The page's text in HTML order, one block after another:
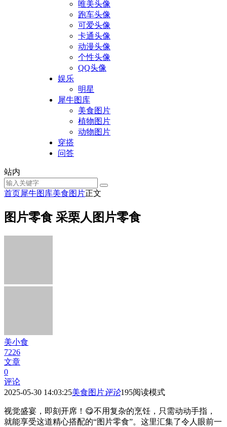
唯美头像
跑车头像
可爱头像
卡通头像
动漫头像
个性头像
QQ头像
娱乐
明星
犀牛图库
美食图片
植物图片
动物图片
穿搭
问答
站内
首页犀牛图库美食图片正文
图片零食 采栗人图片零食
美小食
7226
文章
0
评论
2025-05-30 14:03:25美食图片评论195阅读模式
视觉盛宴，即刻开席！😋不用复杂的烹饪，只需动动手指，
就能享受这道精心搭配的“图片零食”。这里汇集了令人眼前一